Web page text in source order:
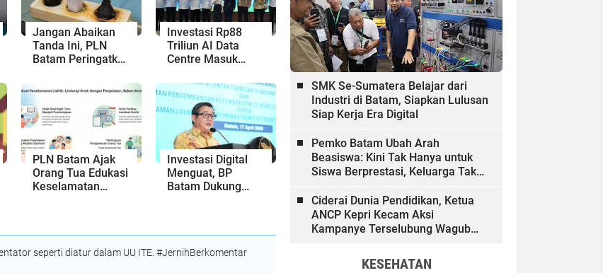
Jangan Abaikan
Tanda Ini, PLN
Batam Peringatkan
hingga Kebakaran
Investasi Rp88
Triliun AI Data
Centre Masuk
Percepat
Transformasi
Digital Regional
PLN Batam Ajak
Orang Tua Edukasi
Keselamatan
Investasi Digital
Menguat, BP
Batam Dukung
seperti diatur dalam UU ITE. #JernihBerkomentar
SMK Se-Sumatera Belajar dari
Industri di Batam, Siapkan Lulusan
Siap Kerja Era Digital
Pemko Batam Ubah Arah
Beasiswa: Kini Tak Hanya untuk
Siswa Berprestasi, Keluarga Tak
Dibiayai
Ciderai Dunia Pendidikan, Ketua
ANCP Kepri Kecam Aksi
Kampanye Terselubung Wagub
KESEHATAN